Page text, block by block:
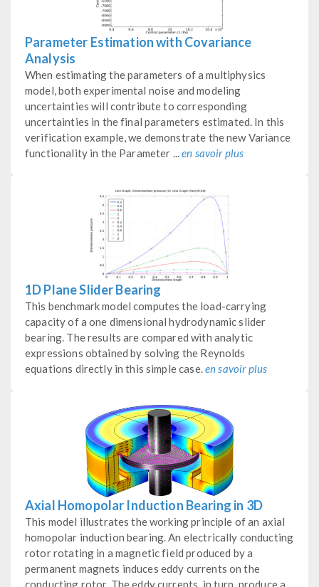
Parameter Estimation with Covariance
Analysis
When estimating the parameters of a multiphysics
model, both experimental noise and modeling
uncertainties will contribute to corresponding
uncertainties in the final parameters estimated. In this
verification example, we demonstrate the new Variance
functionality in the Parameter ...en savoir plus
1D Plane Slider Bearing
This benchmark model computes the load-carrying
capacity of a one dimensional hydrodynamic slider
bearing. The results are compared with analytic
expressions obtained by solving the Reynolds
equations directly in this simple case.en savoir plus
Axial Homopolar Induction Bearing in 3D
This model illustrates the working principle of an axial
homopolar induction bearing. An electrically conducting
rotor rotating in a magnetic field produced by a
permanent magnets induces eddy currents on the
conducting rotor. The eddy currents, in turn, produce a